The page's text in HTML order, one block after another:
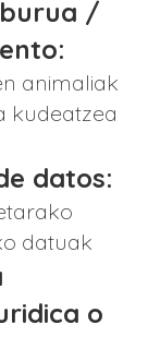
/
animaliak
kudeatzea
datos:
datuak
o